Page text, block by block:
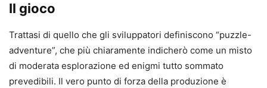
Il gioco
Trattasi di quello che gli sviluppatori definiscono “puzzle-
adventure”, che più chiaramente indicherò come un misto
di moderata esplorazione ed enigmi tutto sommato
prevedibili. Il vero punto di forza della produzione è